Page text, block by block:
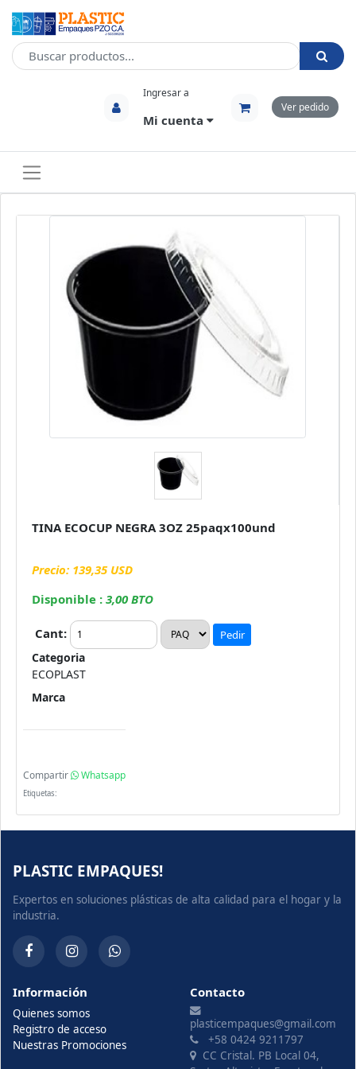
Ingresar a
Mi cuenta
Ver pedido
TINA ECOCUP NEGRA 3OZ 25paqx100und
Precio: 139,35 USD
Disponible : 3,00 BTO
Cant: Pedir
Categoria
ECOPLAST
Marca
Compartir Whatsapp
Etiquetas:
PLASTIC EMPAQUES!
Expertos en soluciones plásticas de alta calidad para el hogar y la
industria.
Información
Quienes somos
Registro de acceso
Nuestras Promociones
Contacto
plasticempaques@gmail.com
+58 0424 9211797
CC Cristal. PB Local 04,